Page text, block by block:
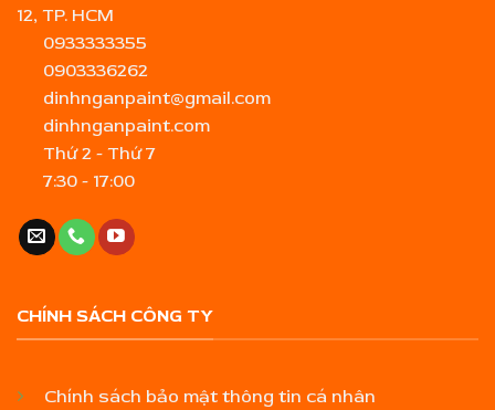
12, TP. HCM
0933333355
0903336262
dinhnganpaint@gmail.com
dinhnganpaint.com
Thứ 2 - Thứ 7
7:30 - 17:00
CHÍNH SÁCH CÔNG TY
Chính sách bảo mật thông tin cá nhân